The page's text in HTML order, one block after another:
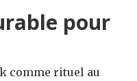
pour
comme rituel au